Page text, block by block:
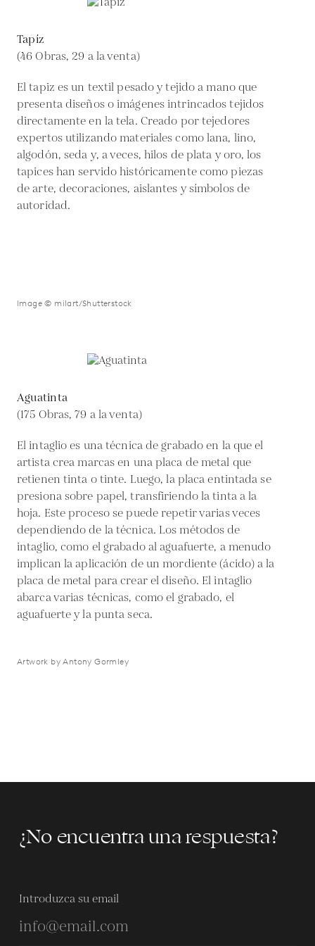
Tapíz
(46 Obras, 29 a la venta)
El tapiz es un textil pesado y tejido a mano que
presenta diseños o imágenes intrincados tejidos
directamente en la tela. Creado por tejedores
expertos utilizando materiales como lana, lino,
algodón, seda y, a veces, hilos de plata y oro, los
tapices han servido históricamente como piezas
de arte, decoraciones, aislantes y símbolos de
autoridad.
Image © milart/Shutterstock
Aguatinta
(175 Obras, 79 a la venta)
El intaglio es una técnica de grabado en la que el
artista crea marcas en una placa de metal que
retienen tinta o tinte. Luego, la placa entintada se
presiona sobre papel, transfiriendo la tinta a la
hoja. Este proceso se puede repetir varias veces
dependiendo de la técnica. Los métodos de
intaglio, como el grabado al aguafuerte, a menudo
implican la aplicación de un mordiente (ácido) a la
placa de metal para crear el diseño. El intaglio
abarca varias técnicas, como el grabado, el
aguafuerte y la punta seca.
Artwork by Antony Gormley
¿No encuentra una respuesta?
Introduzca su email